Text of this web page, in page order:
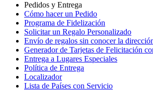
Pedidos y Entrega
Cómo hacer un Pedido
Programa de Fidelización
Solicitar un Regalo Personalizado
Envío de regalos sin conocer la
Generador de Tarjetas de Felicitación
Entrega a Lugares Especiales
Política de Entrega
Localizador
Lista de Países con Servicio